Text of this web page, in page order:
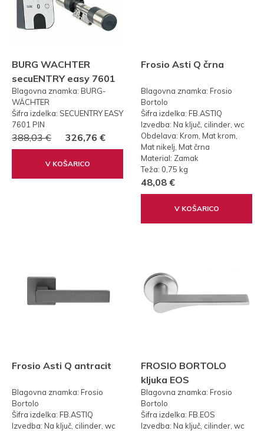
BURG WACHTER
secuENTRY easy 7601
PIN KODA
Blagovna znamka: BURG-
WÄCHTER
Šifra izdelka: SECUENTRY EASY
7601 PIN
388,03 € 326,76 €
V KOŠARICO
Frosio Asti Q črna
Blagovna znamka: Frosio
Bortolo
Šifra izdelka: FB.ASTIQ
Izvedba: Na ključ, cilinder, wc
Obdelava: Krom, Mat krom,
Mat nikelj, Mat črna
Material: Zamak
Teža: 0,75 kg
48,08 €
V KOŠARICO
Frosio Asti Q antracit
Blagovna znamka: Frosio
Bortolo
Šifra izdelka: FB.ASTIQ
Izvedba: Na ključ, cilinder, wc
FROSIO BORTOLO
kljuka EOS
Blagovna znamka: Frosio
Bortolo
Šifra izdelka: FB.EOS
Izvedba: Na ključ, cilinder, wc